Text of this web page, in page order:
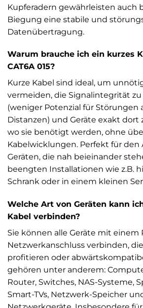
Kupferadern gewährleisten auch
Biegung eine stabile und
Datenübertragung.
Warum brauche ich ein kurzes
CAT6A 015?
Kurze Kabel sind ideal, um
vermeiden, die Signalintegrität
(weniger Potenzial für Störungen
Distanzen) und Geräte exakt dort
wo sie benötigt werden, ohne
Kabelwicklungen. Perfekt für den
Geräten, die nah beieinander
beengten Installationen wie z.B.
Schrank oder in einem kleinen
Welche Art von Geräten kann
Kabel verbinden?
Sie können alle Geräte mit einem
Netzwerkanschluss verbinden,
profitieren oder
gehören unter anderem:
Router, Switches, NAS-Systeme,
Smart-TVs, Netzwerk-Speicher